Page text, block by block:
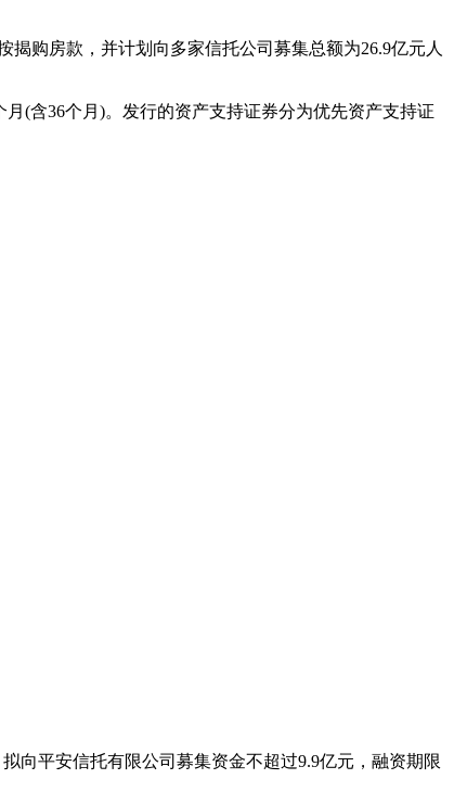
购房款，并计划向多家信托公司募集总额为26.9亿元人
(含36个月)。发行的资产支持证券分为优先资产支持证
向平安信托有限公司募集资金不超过9.9亿元，融资期限